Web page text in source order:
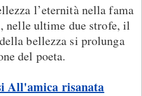
l’eternità nella fama
nelle ultime due strofe, il
bellezza si prolunga
del poeta.
All'amica risanata